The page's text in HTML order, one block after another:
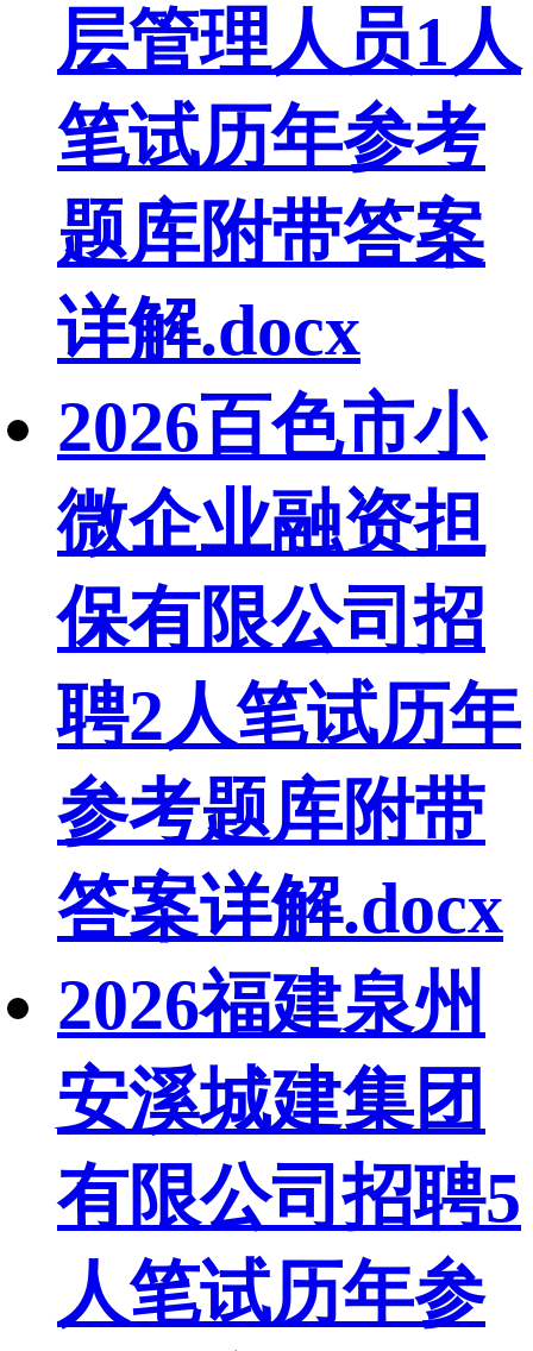
层管理人员1人
笔试历年参考
题库附带答案
详解.docx
2026百色市小
微企业融资担
保有限公司招
聘2人笔试历年
参考题库附带
答案详解.docx
2026福建泉州
安溪城建集团
有限公司招聘5
人笔试历年参